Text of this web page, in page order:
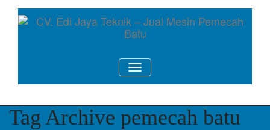
CV. Edi Jaya Teknik – Jual Mesin Pemecah Batu
TOGGLE NAVIGATION
Tag Archive pemecah batu